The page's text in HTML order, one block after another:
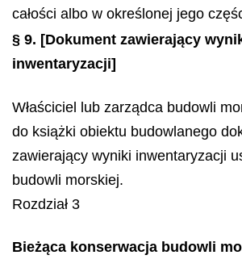
całości albo w określonej jego
§ 9. [Dokument zawierający
inwentaryzacji]
Właściciel lub zarządca budowli
do książki obiektu budowlanego
zawierający wyniki inwentaryzacji
budowli morskiej.
Rozdział 3
Bieżąca konserwacja budowli